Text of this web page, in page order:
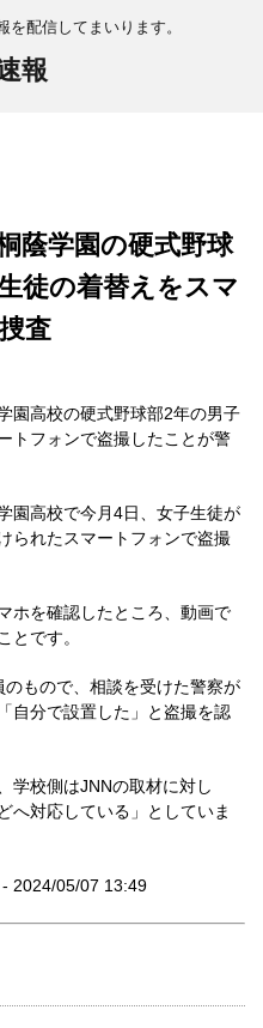
配信してまいります。
報
蔭学園の硬式野球
徒の着替えをスマ
査
園高校の硬式野球部2年の男子
トフォンで盗撮したことが警
園高校で今月4日、女子生徒が
られたスマートフォンで盗撮
ホを確認したところ、動画で
とです。
もので、相談を受けた警察が
自分で設置した」と盗撮を認
学校側はJNNの取材に対し
へ対応している」としていま
2024/05/07 13:49